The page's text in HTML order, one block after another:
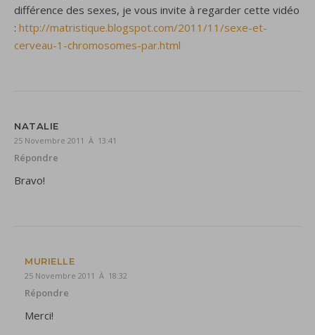
différence des sexes, je vous invite à regarder cette vidéo
: http://matristique.blogspot.com/2011/11/sexe-et-
cerveau-1-chromosomes-par.html
NATALIE
25 Novembre 2011 À 13:41
Répondre
Bravo!
MURIELLE
25 Novembre 2011 À 18:32
Répondre
Merci!